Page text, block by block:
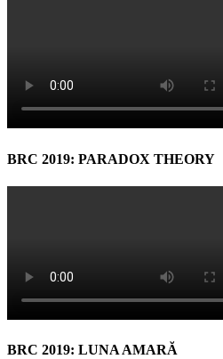
BRC 2019: PARADOX THEORY
BRC 2019: LUNA AMARĂ